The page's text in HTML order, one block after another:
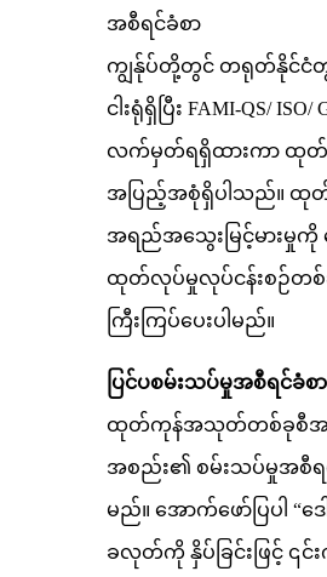
အစီရင်ခံစာ
ကျွန်ုပ်တို့တွင် တရုတ်နိုင်ငံ
ငါးရုံရှိပြီး FAMI-QS/
လက်မှတ်ရရှိထားကာ ထုတ်
အပြည့်အစုံရှိပါသည်။ ထုတ်
အရည်အသွေးမြင့်မားမှုကို
ထုတ်လုပ်မှုလုပ်ငန်းစဉ်တ
ကြီးကြပ်ပေးပါမည်။
ပြင်ပစမ်းသပ်မှုအစီရင်ခံစာ
ထုတ်ကုန်အသုတ်တစ်ခုစီအ
အစည်း၏ စမ်းသပ်မှုအစီရ
မည်။ အောက်ဖော်ပြပါ “ဒ
ခလုတ်ကို နှိပ်ခြင်းဖြင့် ၎င်